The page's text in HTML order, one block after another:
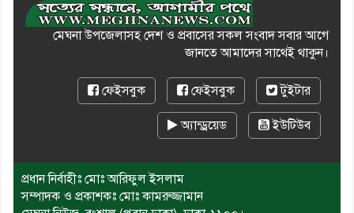
মেঘনা উপজেলাসহ দেশ ও প্রবাসের সকল সংবাদ সবার আগে
জানতে আমাদের সাথেই থাকুন।
ফেইসবুক ফেইসবুক টুইটার
অ্যান্ড্রয়েড ইউটিউব
প্রধান নির্বাহীঃ মোঃ আরিফুল ইসলাম
সম্পাদক ও প্রকাশকঃ মোঃ কামরুজ্জামান